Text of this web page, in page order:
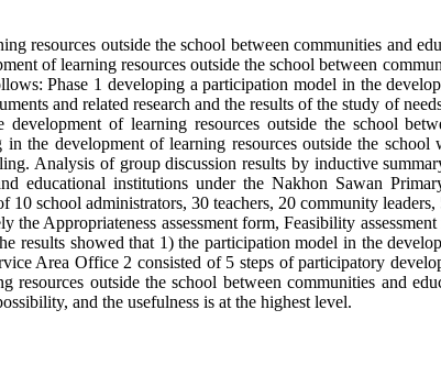
outside the school between communities and
of learning resources outside the school between
Phase 1 developing a participation model in the
and related research and the results of the study of
of learning resources outside the school
the development of learning resources outside the
Analysis of group discussion results by inductive
educational institutions under the Nakhon Sawan
school administrators, 30 teachers, 20 community
Appropriateness assessment form, Feasibility
showed that 1) the participation model in the
Area Office 2 consisted of 5 steps of participatory
outside the school between communities and
and the usefulness is at the highest level.